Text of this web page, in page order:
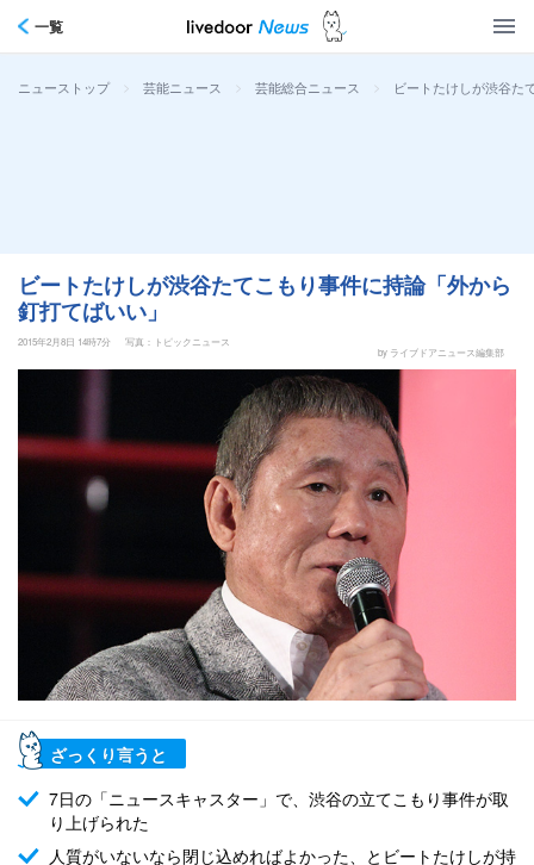
一覧
ニューストップ > 芸能ニュース > 芸能総合ニュース > ビートたけしが渋谷た
ビートたけしが渋谷たてこもり事件に持論「外から
釘打てばいい」
2015年2月8日 14時7分
写真：トピックニュース
by ライブドアニュース編集部
ざっくり言うと
7日の「ニュースキャスター」で、渋谷の立てこもり事件が取
り上げられた
人質がいないなら閉じ込めればよかった、とビートたけしが持